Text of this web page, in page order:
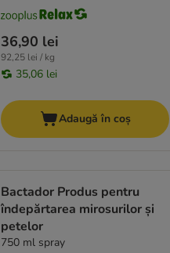
36,90 lei
92,25 lei / kg
35,06 lei
Adaugă în coș
Bactador Produs pentru
îndepărtarea mirosurilor și
petelor
750 ml spray